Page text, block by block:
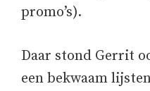
promo’s).
Daar stond Gerrit
een bekwaam